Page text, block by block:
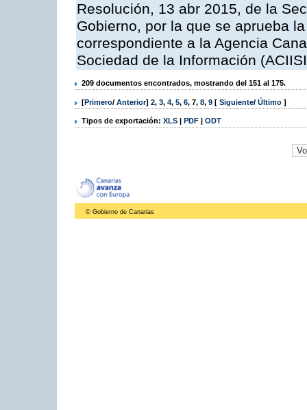
Resolución, 13 abr 2015, de la
Gobierno, por la que se aprueba
correspondiente a la Agencia
Sociedad de la Información
209 documentos encontrados, mostrando del 151 al 175.
[Primero/ Anterior] 2, 3, 4, 5, 6, 7, 8, 9 [ Siguiente/ Último ]
Tipos de exportación: XLS | PDF | ODT
© Gobierno de Canarias